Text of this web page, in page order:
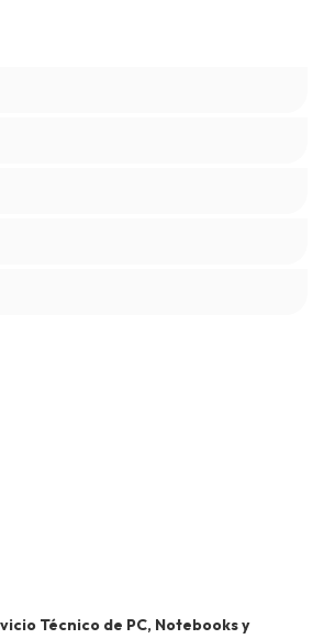
Técnico de PC, Notebooks y